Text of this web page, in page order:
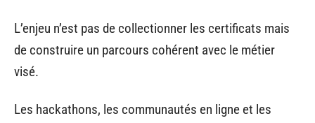
L’enjeu n’est pas de collectionner les certificats mais
de construire un parcours cohérent avec le métier
visé.
Les hackathons, les communautés en ligne et les